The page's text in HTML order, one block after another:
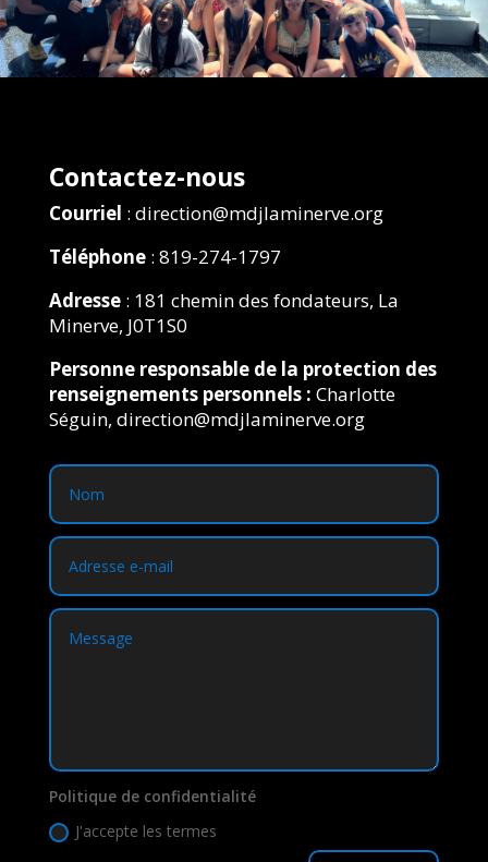
Contactez-nous
Courriel : direction@mdjlaminerve.org
Téléphone: 819-274-1797
Adresse: 181 chemin des fondateurs, La
Minerve, J0T1S0
Personne responsable de la protection des
renseignements personnels : Charlotte
Séguin, direction@mdjlaminerve.org
Politique de confidentialité
J'accepte les termes